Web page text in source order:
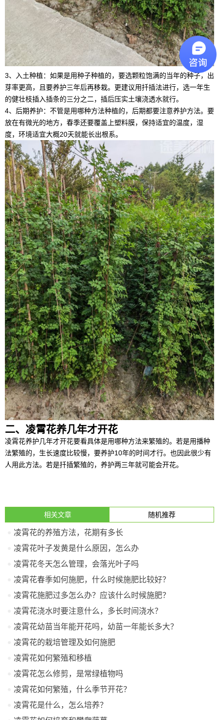
3、入土种植：如果是用种子种植的，要选颗粒饱满的当年的种子，出
芽率更高，且要养护三年后再移栽。更建议用扦插法进行，选一年生
的健壮枝插入插条的三分之二，插后压实土壤浇透水就行。
4、后期养护：不管是用哪种方法种植的，后期都要注意养护方法。要
放在有微光的地方，春季还要覆盖上塑料膜，保持适宜的温度，湿
度，环境适宜大概20天就能长出根系。
二、凌霄花养几年才开花
凌霄花养护几年才开花要看具体是用哪种方法来繁殖的。若是用播种
法繁殖的，生长速度比较慢，要养护10年的时间才行。也因此很少有
人用此方法。若是扦插繁殖的，养护两三年就可能会开花。
相关文章 随机推荐
凌霄花的养殖方法，花期有多长
凌霄花叶子发黄是什么原因，怎么办
凌霄花冬天怎么管理，会落光叶子吗
凌霄花春季如何施肥，什么时候施肥比较好？
凌霄花施肥过多怎么办？应该什么时候施肥？
凌霄花浇水时要注意什么，多长时间浇水？
凌霄花幼苗当年能开花吗，幼苗一年能长多大？
凌霄花的栽培管理及如何施肥
凌霄花如何繁殖和移植
凌霄花怎么修剪，是常绿植物吗
凌霄花如何繁殖，什么季节开花？
凌霄花是什么，怎么培养？